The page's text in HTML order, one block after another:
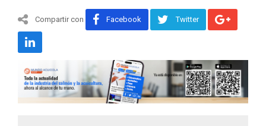
Compartir con Facebook Twitter